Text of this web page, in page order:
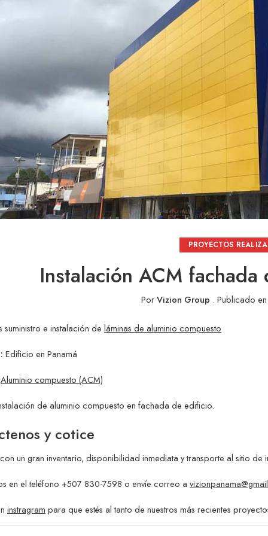
PROYECTOS
Instalación ACM
PorVizion Group . Publicado en
suministro e instalación de láminas de aluminio compuesto
Edificio en Panamá
Aluminio compuesto (ACM)
de aluminio compuesto en fachada de edificio.
y cotice
un gran inventario, disponibilidad inmediata y transporte al sitio de
en el teléfono +507 830-7598 o envíe correo a
instragram para que estés al tanto de nuestros más recientes